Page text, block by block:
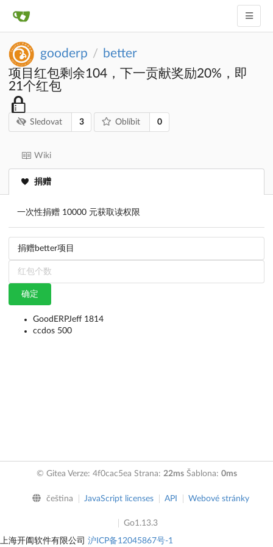
gooderp / better
项目红包剩余104，下一贡献奖励20%，即
21个红包
Sledovat 3 Oblíbit 0
Wiki
捐赠
一次性捐赠 10000 元获取读权限
确定
GoodERPJeff 1814
ccdos 500
© Gitea Verze: 4f0cac5ea Strana: 22msŠablona: 0ms
čeština JavaScript licenses API Webové stránky
Go1.13.3
上海开阖软件有限公司 沪ICP备12045867号-1